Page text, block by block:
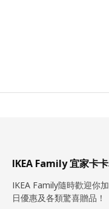
IKEA Family 宜家卡
IKEA Family隨時歡迎你
日優惠及各類驚喜贈品！